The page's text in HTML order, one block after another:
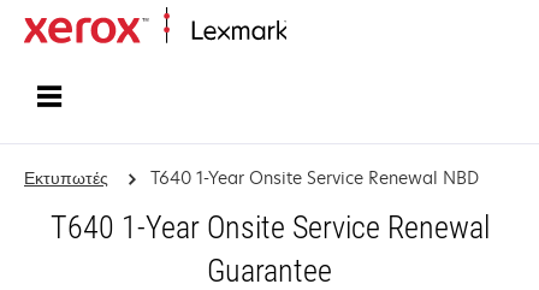
Εκτυπωτές T640 1-Year Onsite Service Renewal NBD
T640 1-Year Onsite Service Renewal
Guarantee